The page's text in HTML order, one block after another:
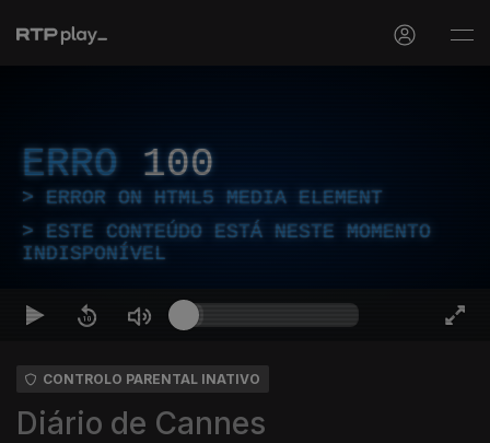
ERRO 100
ERROR ON HTML5 MEDIA ELEMENT
ESTE CONTEÚDO ESTÁ NESTE MOMENTO
INDISPONÍVEL
CONTROLO PARENTAL INATIVO
Diário de Cannes